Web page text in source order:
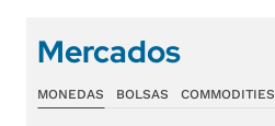
Mercados
MONEDAS BOLSAS COMMODITIES